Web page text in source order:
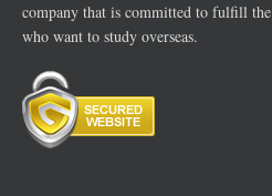
company that is committed to fulfill
who want to study overseas.